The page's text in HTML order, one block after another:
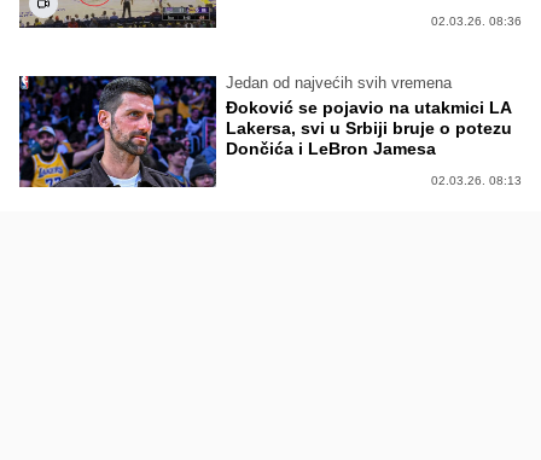
02.03.26. 08:36
Jedan od najvećih svih vremena
Đoković se pojavio na utakmici LA
Lakersa, svi u Srbiji bruje o potezu
Dončića i LeBron Jamesa
02.03.26. 08:13